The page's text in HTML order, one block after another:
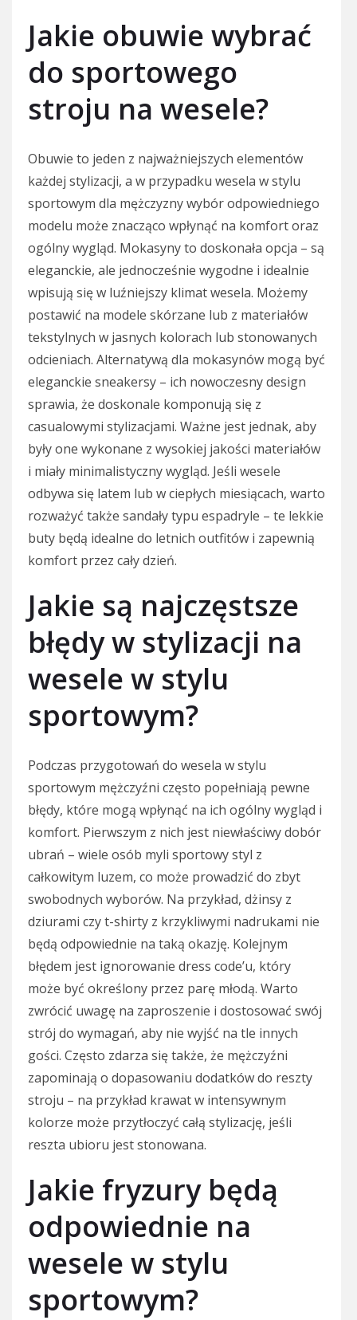
Jakie obuwie wybrać
do sportowego
stroju na wesele?
Obuwie to jeden z najważniejszych elementów
każdej stylizacji, a w przypadku wesela w stylu
sportowym dla mężczyzny wybór odpowiedniego
modelu może znacząco wpłynąć na komfort oraz
ogólny wygląd. Mokasyny to doskonała opcja – są
eleganckie, ale jednocześnie wygodne i idealnie
wpisują się w luźniejszy klimat wesela. Możemy
postawić na modele skórzane lub z materiałów
tekstylnych w jasnych kolorach lub stonowanych
odcieniach. Alternatywą dla mokasynów mogą być
eleganckie sneakersy – ich nowoczesny design
sprawia, że doskonale komponują się z
casualowymi stylizacjami. Ważne jest jednak, aby
były one wykonane z wysokiej jakości materiałów
i miały minimalistyczny wygląd. Jeśli wesele
odbywa się latem lub w ciepłych miesiącach, warto
rozważyć także sandały typu espadryle – te lekkie
buty będą idealne do letnich outfitów i zapewnią
komfort przez cały dzień.
Jakie są najczęstsze
błędy w stylizacji na
wesele w stylu
sportowym?
Podczas przygotowań do wesela w stylu
sportowym mężczyźni często popełniają pewne
błędy, które mogą wpłynąć na ich ogólny wygląd i
komfort. Pierwszym z nich jest niewłaściwy dobór
ubrań – wiele osób myli sportowy styl z
całkowitym luzem, co może prowadzić do zbyt
swobodnych wyborów. Na przykład, dżinsy z
dziurami czy t-shirty z krzykliwymi nadrukami nie
będą odpowiednie na taką okazję. Kolejnym
błędem jest ignorowanie dress code’u, który
może być określony przez parę młodą. Warto
zwrócić uwagę na zaproszenie i dostosować swój
strój do wymagań, aby nie wyjść na tle innych
gości. Często zdarza się także, że mężczyźni
zapominają o dopasowaniu dodatków do reszty
stroju – na przykład krawat w intensywnym
kolorze może przytłoczyć całą stylizację, jeśli
reszta ubioru jest stonowana.
Jakie fryzury będą
odpowiednie na
wesele w stylu
sportowym?